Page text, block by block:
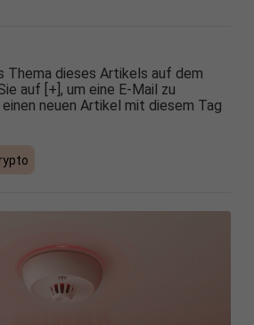
Thema dieses Artikels auf dem
auf [+], um eine E-Mail zu
neuen Artikel mit diesem Tag